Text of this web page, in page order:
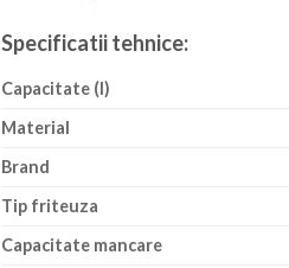
Specificatii tehnice:
Capacitate (l)
Material
Brand
Tip friteuza
Capacitate mancare